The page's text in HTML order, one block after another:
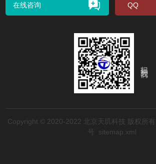
在线咨询 QQ
Copyright © 2020-2022 北京天玑科技 版权所有
号
sitemap.xml